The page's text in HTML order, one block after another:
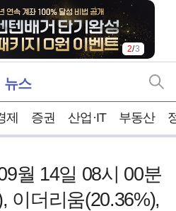
2/3
뉴스
제 증권 산업·IT 부동산
월 14일 08시 00분
이더리움(20.36%),